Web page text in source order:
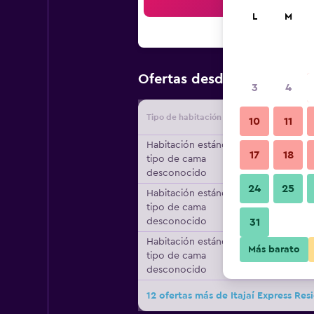
Ofertas desde Oferta
Tipo de habitación
Habitación estándar,
tipo de cama
desconocido
Habitación estándar,
tipo de cama
desconocido
Habitación estándar,
tipo de cama
desconocido
12 ofertas más de Itajaí Express
L M
3 4
10 11
17 18
24 25
31
Más barato